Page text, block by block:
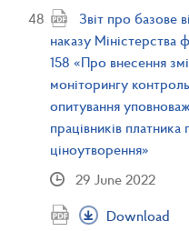
Звіт про базове
наказу Міністерства
158 «Про внесення
моніторингу
опитування
працівників
ціноутворення»
29 June 2022
Download